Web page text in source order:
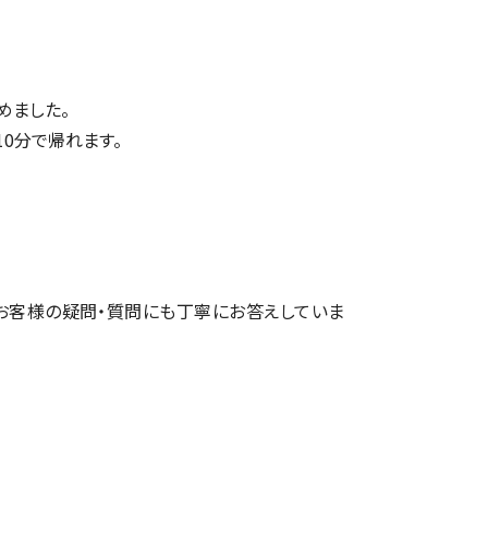
した。
分で帰れます。
客様の疑問・質問にも丁寧にお答えしていま